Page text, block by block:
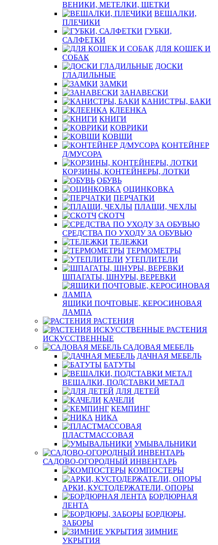
ВЕНИКИ, МЕТЕЛКИ, ЩЕТКИ
ВЕШАЛКИ,
ПЛЕЧИКИ
ГУБКИ,
САЛФЕТКИ
ДЛЯ КОШЕК И
СОБАК
ДОСКИ
ГЛАДИЛЬНЫЕ
ЗАМКИ
ЗАНАВЕСКИ
КАНИСТРЫ, БАКИ
КЛЕЕНКА
КНИГИ
КОВРИКИ
КОВШИ
КОНТЕЙНЕР
Д/МУСОРА
КОРЗИНЫ, КОНТЕЙНЕРЫ, ЛОТКИ
ОБУВЬ
ОЦИНКОВКА
ПЕРЧАТКИ
ПЛАЩИ, ЧЕХЛЫ
СКОТЧ
СРЕДСТВА ПО УХОДУ ЗА ОБУВЬЮ
ТЕЛЕЖКИ
ТЕРМОМЕТРЫ
УТЕПЛИТЕЛИ
ШПАГАТЫ, ШНУРЫ, ВЕРЕВКИ
ЯЩИКИ ПОЧТОВЫЕ, КЕРОСИНОВАЯ
ЛАМПА
РАСТЕНИЯ
РАСТЕНИЯ
ИСКУССТВЕННЫЕ
САДОВАЯ МЕБЕЛЬ
ДАЧНАЯ МЕБЕЛЬ
БАТУТЫ
ВЕШАЛКИ, ПОДСТАВКИ МЕТАЛ
ДЛЯ ДЕТЕЙ
КАЧЕЛИ
КЕМПИНГ
НИКА
ПЛАСТМАССОВАЯ
УМЫВАЛЬНИКИ
САДОВО-ОГОРОДНЫЙ ИНВЕНТАРЬ
КОМПОСТЕРЫ
АРКИ, КУСТОДЕРЖАТЕЛИ, ОПОРЫ
БОРДЮРНАЯ
ЛЕНТА
БОРДЮРЫ,
ЗАБОРЫ
ЗИМНИЕ
УКРЫТИЯ